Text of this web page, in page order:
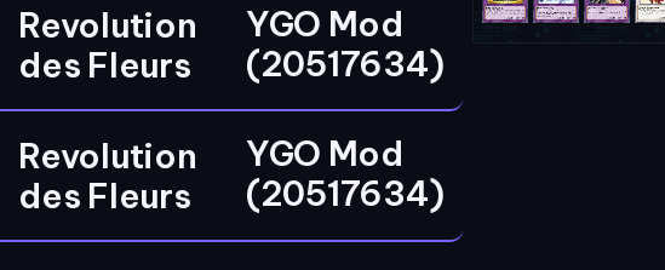
Revolution
des Fleurs
YGO Mod
(20517634)
Revolution
des Fleurs
YGO Mod
(20517634)